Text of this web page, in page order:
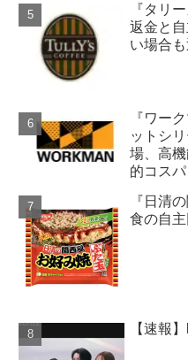
『タリ
返金と
い場合
『ワー
ットシ
場、高
的コスパ
『日清
食の自
【速報